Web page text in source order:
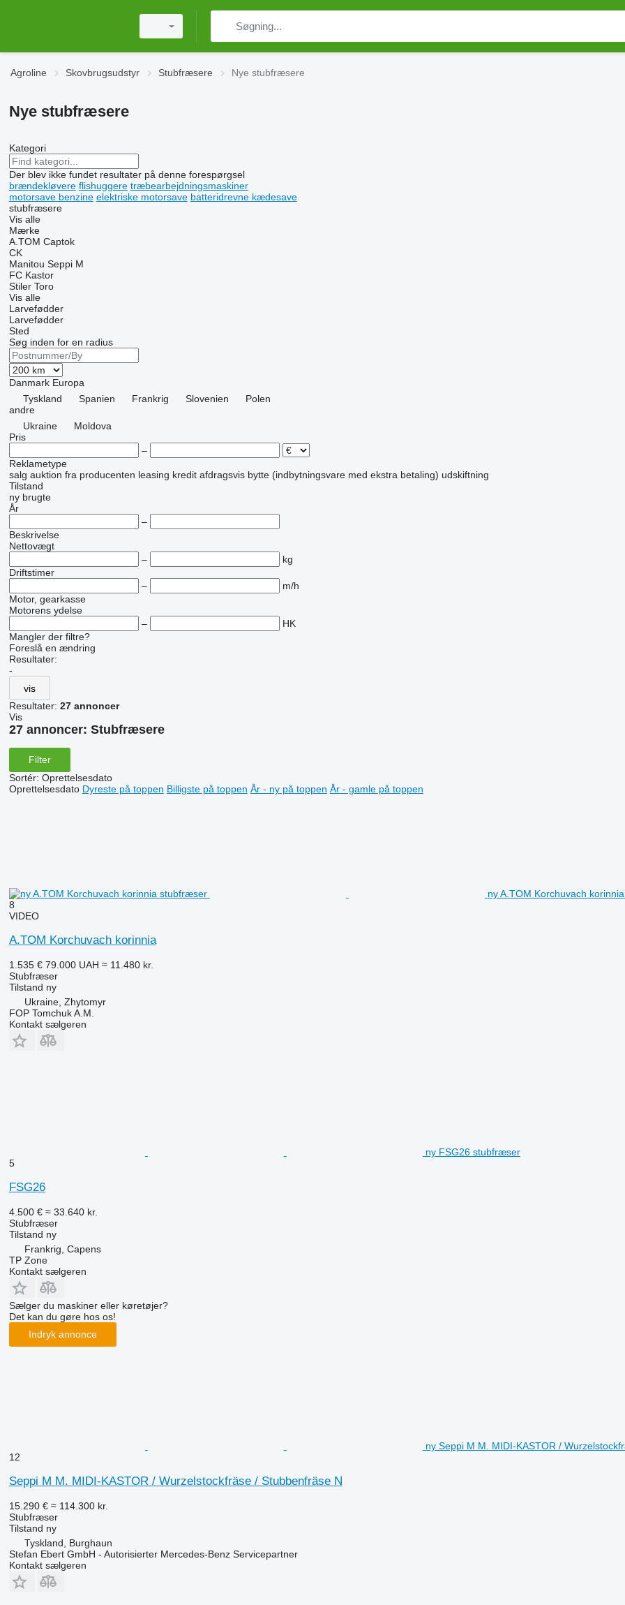
Agroline Skovbrugsudstyr Stubfræsere Nye stubfræsere
Nye stubfræsere
Kategori
Der blev ikke fundet resultater på denne forespørgsel
brændekløvere flishuggere træbearbejdningsmaskiner
motorsave benzine elektriske motorsave batteridrevne kædesave
stubfræsere
Vis alle
Mærke
A.TOM Captok
CK
Manitou Seppi M
FC Kastor
Stiler Toro
Vis alle
Larvefødder
Larvefødder
Sted
Søg inden for en radius
Danmark Europa
Tyskland
Spanien Frankrig Slovenien
Polen
andre
Ukraine
Moldova
Pris
–
Reklametype
salg auktion fra producenten leasing kredit afdragsvis bytte (indbytningsvare med ekstra betaling) udskiftning
Tilstand
ny brugte
År
–
Beskrivelse
Nettovægt
–
kg
Driftstimer
–
m/h
Motor, gearkasse
Motorens ydelse
–
HK
Mangler der filtre?
Foreslå en ændring
Resultater:
-
vis
Resultater: 27 annoncer
Vis
27 annoncer: Stubfræsere
Filter
Sortér: Oprettelsesdato
Oprettelsesdato Dyreste på toppen Billigste på toppen År - ny på toppen År - gamle på toppen
ny A.TOM Korchuvach
8
VIDEO
A.TOM Korchuvach korinnia
1.535 € 79.000 UAH ≈ 11.480 kr.
Stubfræser
Tilstand ny
Ukraine, Zhytomyr
FOP Tomchuk A.M.
Kontakt sælgeren
ny FSG26 stubfræser
5
FSG26
4.500 € ≈ 33.640 kr.
Stubfræser
Tilstand ny
Frankrig, Capens
TP Zone
Kontakt sælgeren
Sælger du maskiner eller køretøjer?
Det kan du gøre hos os!
Indryk annonce
ny Seppi M M. MIDI-KASTOR /
12
Seppi M M. MIDI-KASTOR / Wurzelstockfräse / Stubbenfräse N
15.290 € ≈ 114.300 kr.
Stubfræser
Tilstand ny
Tyskland, Burghaun
Stefan Ebert GmbH - Autorisierter Mercedes-Benz Servicepartner
Kontakt sælgeren